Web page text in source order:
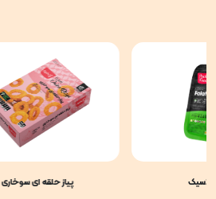
پیاز حلقه ای سوخاری